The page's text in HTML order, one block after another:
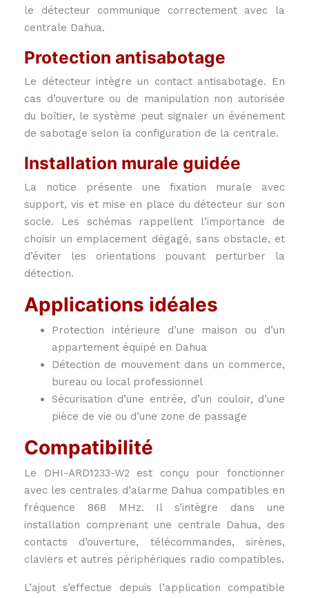
le détecteur communique correctement avec la
centrale Dahua.
Protection antisabotage
Le détecteur intègre un contact antisabotage. En
cas d’ouverture ou de manipulation non autorisée
du boîtier, le système peut signaler un événement
de sabotage selon la configuration de la centrale.
Installation murale guidée
La notice présente une fixation murale avec
support, vis et mise en place du détecteur sur son
socle. Les schémas rappellent l’importance de
choisir un emplacement dégagé, sans obstacle, et
d’éviter les orientations pouvant perturber la
détection.
Applications idéales
Protection intérieure d’une maison ou d’un
appartement équipé en Dahua
Détection de mouvement dans un commerce,
bureau ou local professionnel
Sécurisation d’une entrée, d’un couloir, d’une
pièce de vie ou d’une zone de passage
Compatibilité
Le DHI-ARD1233-W2 est conçu pour fonctionner
avec les centrales d’alarme Dahua compatibles en
fréquence 868 MHz. Il s’intègre dans une
installation comprenant une centrale Dahua, des
contacts d’ouverture, télécommandes, sirènes,
claviers et autres périphériques radio compatibles.
L’ajout s’effectue depuis l’application compatible